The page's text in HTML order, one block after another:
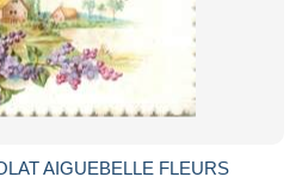
AIGUEBELLE FLEURS